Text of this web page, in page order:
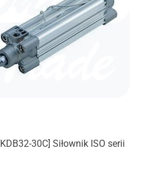
30C] Siłownik ISO serii